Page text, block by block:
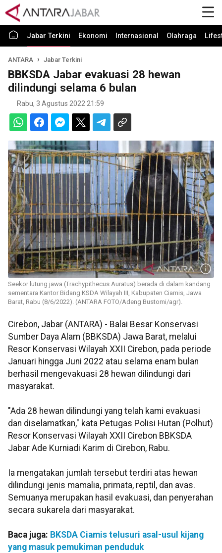
Jabar Terkini Ekonomi Internasional Olahraga
ANTARA Jabar Terkini
BBKSDA Jabar evakuasi 28 hewan
dilindungi selama 6 bulan
Rabu, 3 Agustus 2022 21:59
Seekor lutung jawa (Trachypithecus Auratus) berada di dalam kandang
sementara Kantor Bidang KSDA Wilayah III, Kabupaten Ciamis, Jawa
Barat, Rabu (8/6/2022). (ANTARA FOTO/Adeng Bustomi/agr).
Cirebon, Jabar (ANTARA) - Balai Besar Konservasi
Sumber Daya Alam (BBKSDA) Jawa Barat, melalui
Resor Konservasi Wilayah XXII Cirebon, pada periode
Januari hingga Juni 2022 atau selama enam bulan
berhasil mengevakuasi 28 hewan dilindungi dari
masyarakat.
"Ada 28 hewan dilindungi yang telah kami evakuasi
dan diselamatkan," kata Petugas Polisi Hutan (Polhut)
Resor Konservasi Wilayah XXII Cirebon BBKSDA
Jabar Ade Kurniadi Karim di Cirebon, Rabu.
Ia mengatakan jumlah tersebut terdiri atas hewan
dilindungi jenis mamalia, primata, reptil, dan avas.
Semuanya merupakan hasil evakuasi, dan penyerahan
secara sukarela dari masyarakat.
Baca juga: BKSDA Ciamis telusuri asal-usul kijang
yang masuk pemukiman penduduk